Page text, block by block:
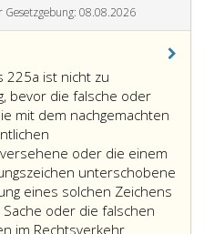
08.08.2026
225a ist nicht zu
bevor die falsche oder
mit dem nachgemachten
oder die einem
unterschobene
eines solchen Zeichens
oder die falschen
im Rechtsverkehr